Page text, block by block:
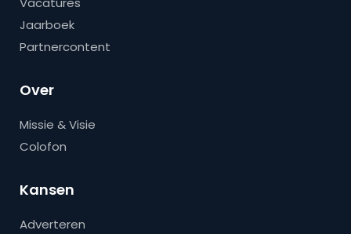
Jaarboek
Partnercontent
Over
Missie & Visie
Colofon
Kansen
Adverteren